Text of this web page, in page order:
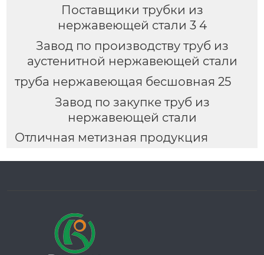
Поставщики трубки из
нержавеющей стали 3 4
Завод по производству труб из
аустенитной нержавеющей стали
труба нержавеющая бесшовная 25
Завод по закупке труб из
нержавеющей стали
Отличная метизная продукция